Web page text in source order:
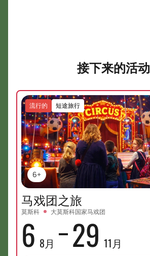
接下来的活动
6+
短途旅行
流行的
马戏团之旅
莫斯科 大莫斯科国家马戏团
6 8月 29 11月